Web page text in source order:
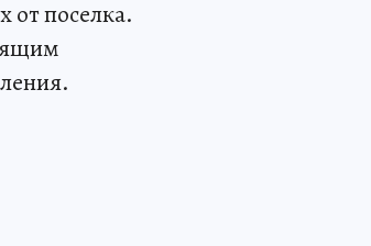
от поселка.